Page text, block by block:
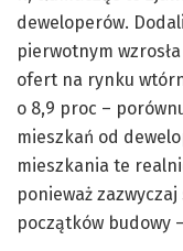
deweloperów.
pierwotnym
ofert na rynku
o 8,9 proc –
mieszkań od
mieszkania te
ponieważ
początków budowy